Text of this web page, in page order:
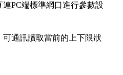
PC端標準網口進行參數設
通訊讀取當前的上下限狀